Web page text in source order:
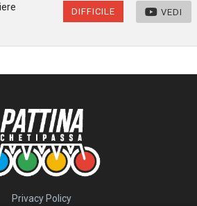
DIFFICILE VEDI
Privacy Policy